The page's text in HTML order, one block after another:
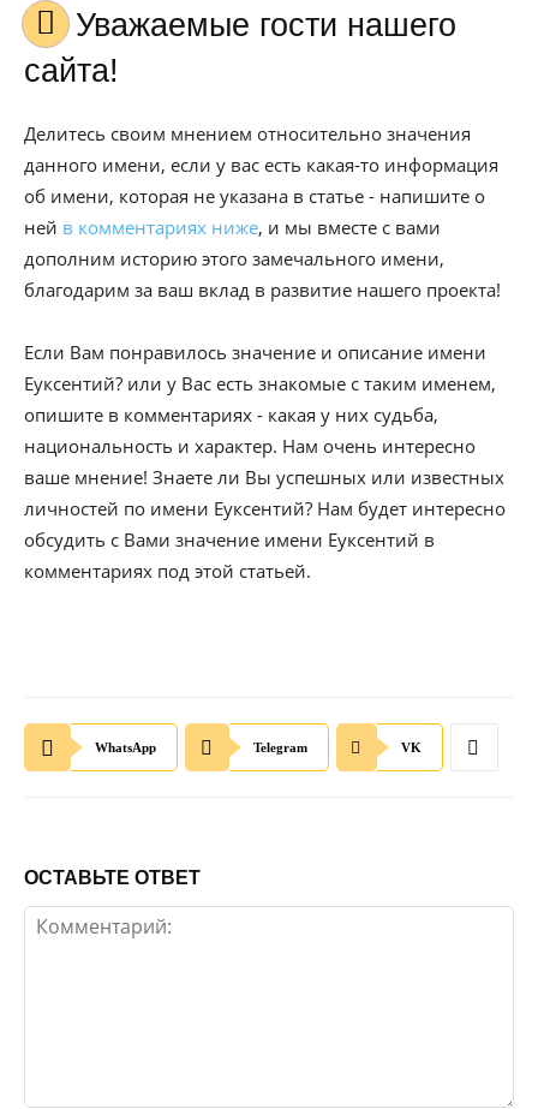
Уважаемые гости нашего
сайта!
Делитесь своим мнением относительно значения
данного имени, если у вас есть какая-то информация
об имени, которая не указана в статье - напишите о
ней в комментариях ниже, и мы вместе с вами
дополним историю этого замечального имени,
благодарим за ваш вклад в развитие нашего проекта!
Если Вам понравилось значение и описание имени
Еуксентий? или у Вас есть знакомые с таким именем,
опишите в комментариях - какая у них судьба,
национальность и характер. Нам очень интересно
ваше мнение! Знаете ли Вы успешных или известных
личностей по имени Еуксентий? Нам будет интересно
обсудить с Вами значение имени Еуксентий в
комментариях под этой статьей.
WhatsApp Telegram VK
ОСТАВЬТЕ ОТВЕТ